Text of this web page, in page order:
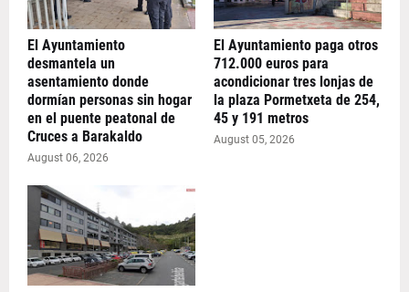
El Ayuntamiento
desmantela un
asentamiento donde
dormían personas sin hogar
en el puente peatonal de
Cruces a Barakaldo
August 06, 2026
El Ayuntamiento paga otros
712.000 euros para
acondicionar tres lonjas de
la plaza Pormetxeta de 254,
45 y 191 metros
August 05, 2026